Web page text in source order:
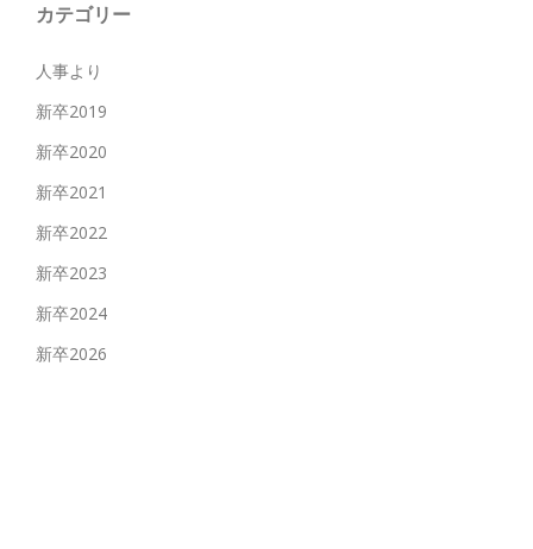
カテゴリー
人事より
新卒2019
新卒2020
新卒2021
新卒2022
新卒2023
新卒2024
新卒2026